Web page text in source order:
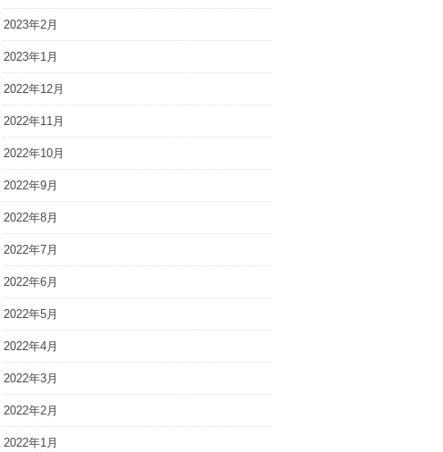
2023年2月
2023年1月
2022年12月
2022年11月
2022年10月
2022年9月
2022年8月
2022年7月
2022年6月
2022年5月
2022年4月
2022年3月
2022年2月
2022年1月